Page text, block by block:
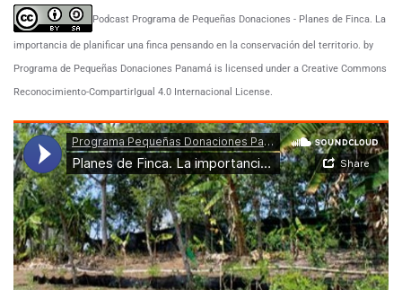
Podcast Programa de Pequeñas Donaciones - Planes de Finca. La
importancia de planificar una finca pensando en la conservación del territorio. by
Programa de Pequeñas Donaciones Panamá is licensed under a Creative Commons
Reconocimiento-CompartirIgual 4.0 Internacional License.